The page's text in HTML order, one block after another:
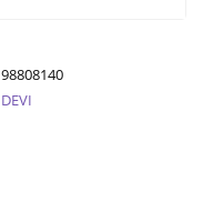
98808140
DEVI